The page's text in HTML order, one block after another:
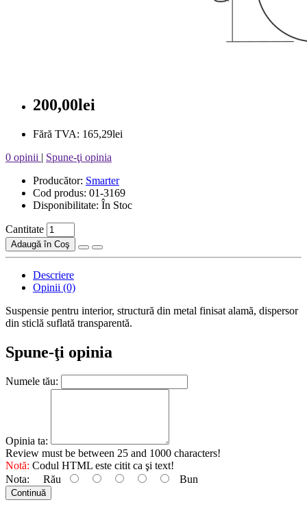
200,00lei
Fără TVA: 165,29lei
0 opinii | Spune-ţi opinia
Producător: Smarter
Cod produs: 01-3169
Disponibilitate: În Stoc
Cantitate
Adaugă în Coş
Descriere
Opinii (0)
Suspensie pentru interior, structură din metal finisat alamă, dispersor
din sticlă suflată transparentă.
Spune-ţi opinia
Numele tău:
Opinia ta:
Review must be between 25 and 1000 characters!
Notă: Codul HTML este citit ca şi text!
Nota:
Rău Bun
Continuă